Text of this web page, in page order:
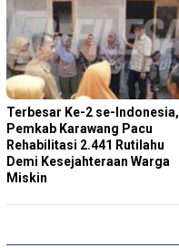
Terbesar Ke-2 se-Indonesia,
Pemkab Karawang Pacu
Rehabilitasi 2.441 Rutilahu
Demi Kesejahteraan Warga
Miskin